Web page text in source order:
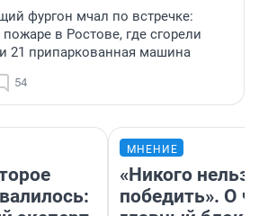
фургон мчал по встречке:
в Ростове, где сгорели
21 припаркованная машина
54
МНЕНИЕ
«Никого нельзя
победить». О